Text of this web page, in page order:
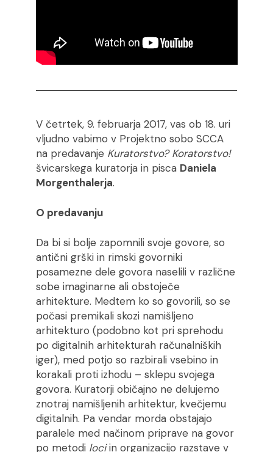
V četrtek, 9. februarja 2017, vas ob 18. uri
vljudno vabimo v Projektno sobo SCCA
na predavanje Kuratorstvo? Koratorstvo!
švicarskega kuratorja in pisca Daniela
Morgenthalerja.
O predavanju
Da bi si bolje zapomnili svoje govore, so
antični grški in rimski govorniki
posamezne dele govora naselili v različne
sobe imaginarne ali obstoječe
arhitekture. Medtem ko so govorili, so se
počasi premikali skozi namišljeno
arhitekturo (podobno kot pri sprehodu
po digitalnih arhitekturah računalniških
iger), med potjo so razbirali vsebino in
korakali proti izhodu – sklepu svojega
govora. Kuratorji običajno ne delujemo
znotraj namišljenih arhitektur, kvečjemu
digitalnih. Pa vendar morda obstajajo
paralele med načinom priprave na govor
po metodi lociin organizacijo razstave v